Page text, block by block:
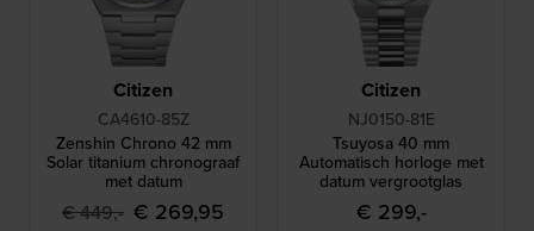
Citizen
CA4610-85Z
Zenshin Chrono 42 mm
Solar titanium chronograaf
met datum
€ 449,- € 269,95
Citizen
NJ0150-81E
Tsuyosa 40 mm
Automatisch horloge met
datum vergrootglas
€ 299,-